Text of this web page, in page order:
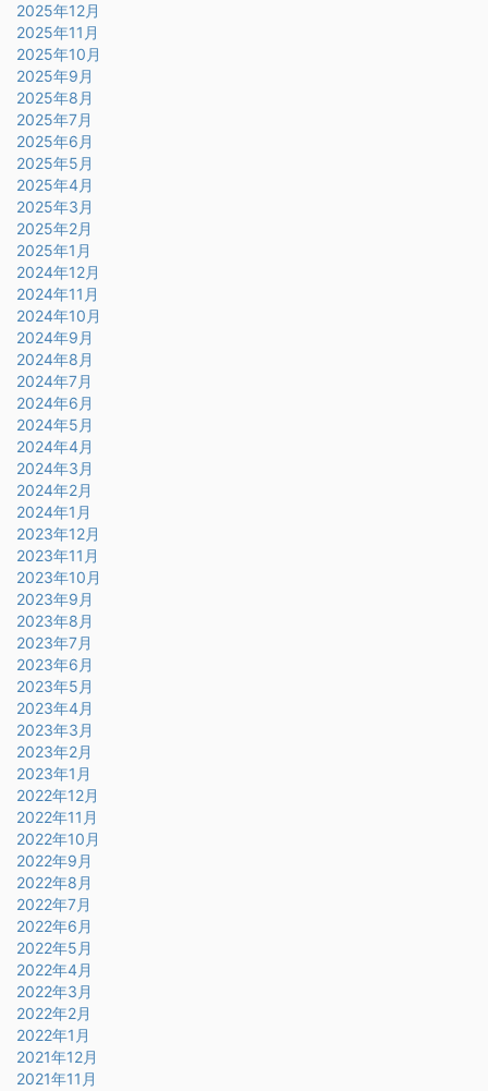
2025年12月
2025年11月
2025年10月
2025年9月
2025年8月
2025年7月
2025年6月
2025年5月
2025年4月
2025年3月
2025年2月
2025年1月
2024年12月
2024年11月
2024年10月
2024年9月
2024年8月
2024年7月
2024年6月
2024年5月
2024年4月
2024年3月
2024年2月
2024年1月
2023年12月
2023年11月
2023年10月
2023年9月
2023年8月
2023年7月
2023年6月
2023年5月
2023年4月
2023年3月
2023年2月
2023年1月
2022年12月
2022年11月
2022年10月
2022年9月
2022年8月
2022年7月
2022年6月
2022年5月
2022年4月
2022年3月
2022年2月
2022年1月
2021年12月
2021年11月